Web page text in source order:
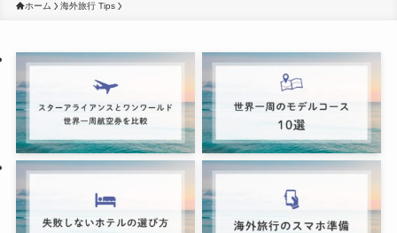
ホーム 海外旅行 Tips